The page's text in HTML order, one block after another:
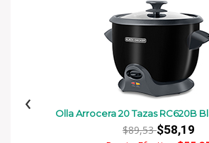
Olla Arrocera 20 Tazas RC620B
$89,53$58,19
‹